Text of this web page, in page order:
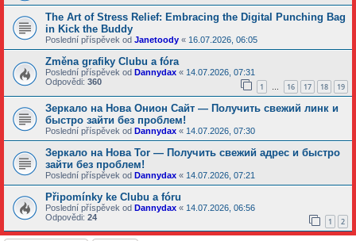
The Art of Stress Relief: Embracing the Digital Punching Bag
in Kick the Buddy
Poslední příspěvek od Janetoody « 16.07.2026, 06:05
Změna grafiky Clubu a fóra
Poslední příspěvek od Dannydax « 14.07.2026, 07:31
Odpovědi: 360 1 … 16 17 18 19
Зеркало на Нова Онион Сайт — Получить свежий линк и
быстро зайти без проблем!
Poslední příspěvek od Dannydax « 14.07.2026, 07:30
Зеркало на Нова Tor — Получить свежий адрес и быстро
зайти без проблем!
Poslední příspěvek od Dannydax « 14.07.2026, 07:21
Připomínky ke Clubu a fóru
Poslední příspěvek od Dannydax « 14.07.2026, 06:56
Odpovědi: 24 1 2